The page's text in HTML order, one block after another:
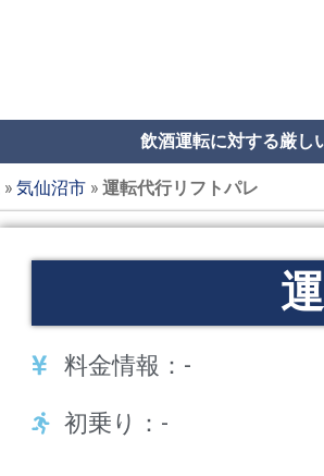
飲酒運転に対する厳し
»気仙沼市 »運転代行リフトパレ
料金情報：-
初乗り：-